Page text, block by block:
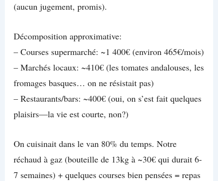
(aucun jugement, promis).
Décomposition approximative:
– Courses supermarché: ~1 400€ (environ 465€/mois)
– Marchés locaux: ~410€ (les tomates andalouses, les
fromages basques… on ne résistait pas)
– Restaurants/bars: ~400€ (oui, on s’est fait quelques
plaisirs—la vie est courte, non?)
On cuisinait dans le van 80% du temps. Notre
réchaud à gaz (bouteille de 13kg à ~30€ qui durait 6-
7 semaines) + quelques courses bien pensées = repas